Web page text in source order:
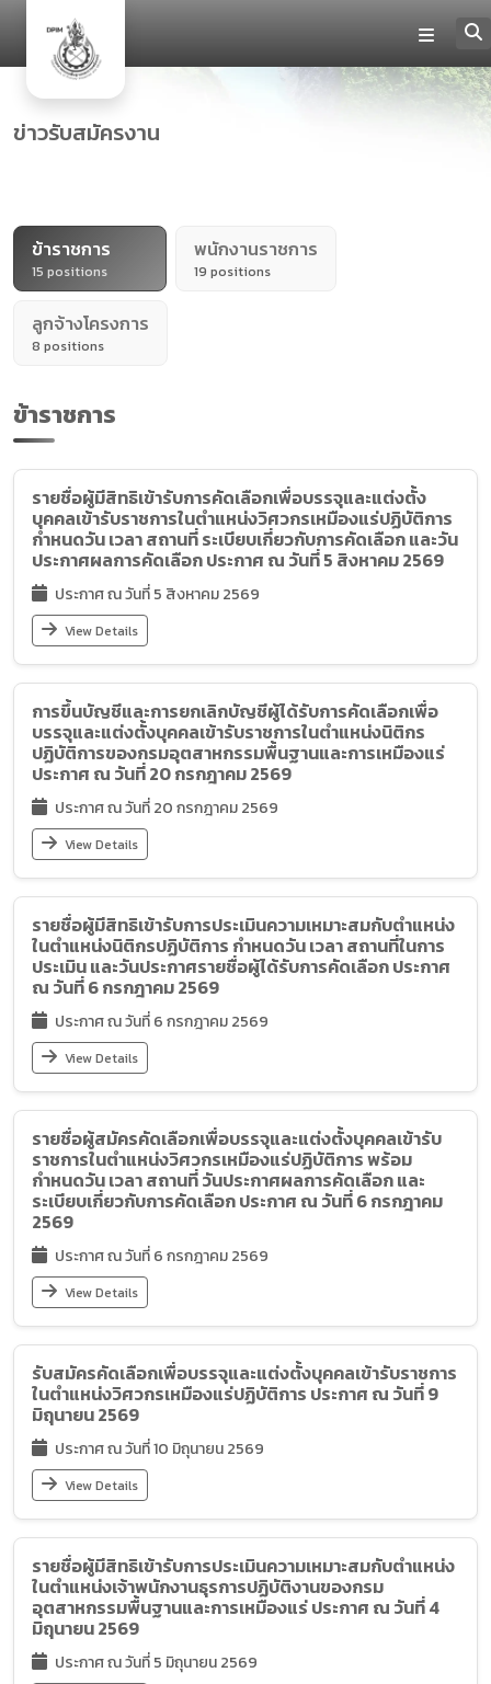
ข่าวรับสมัครงาน
ข้าราชการ
15 positions
พนักงานราชการ
19 positions
ลูกจ้างโครงการ
8 positions
ข้าราชการ
รายชื่อผู้มีสิทธิเข้ารับการคัดเลือกเพื่อบรรจุและแต่งตั้ง
บุคคลเข้ารับราชการในตำแหน่งวิศวกรเหมืองแร่ปฏิบัติการ
กำหนดวัน เวลา สถานที่ ระเบียบเกี่ยวกับการคัดเลือก และวัน
ประกาศผลการคัดเลือก ประกาศ ณ วันที่ 5 สิงหาคม 2569
ประกาศ ณ วันที่ 5 สิงหาคม 2569
View Details
การขึ้นบัญชีและการยกเลิกบัญชีผู้ได้รับการคัดเลือกเพื่อ
บรรจุและแต่งตั้งบุคคลเข้ารับราชการในตำแหน่งนิติกร
ปฏิบัติการของกรมอุตสาหกรรมพื้นฐานและการเหมืองแร่
ประกาศ ณ วันที่ 20 กรกฎาคม 2569
ประกาศ ณ วันที่ 20 กรกฎาคม 2569
View Details
รายชื่อผู้มีสิทธิเข้ารับการประเมินความเหมาะสมกับตำแหน่ง
ในตำแหน่งนิติกรปฏิบัติการ กำหนดวัน เวลา สถานที่ในการ
ประเมิน และวันประกาศรายชื่อผู้ได้รับการคัดเลือก ประกาศ
ณ วันที่ 6 กรกฎาคม 2569
ประกาศ ณ วันที่ 6 กรกฎาคม 2569
View Details
รายชื่อผู้สมัครคัดเลือกเพื่อบรรจุและแต่งตั้งบุคคลเข้ารับ
ราชการในตำแหน่งวิศวกรเหมืองแร่ปฏิบัติการ พร้อม
กำหนดวัน เวลา สถานที่ วันประกาศผลการคัดเลือก และ
ระเบียบเกี่ยวกับการคัดเลือก ประกาศ ณ วันที่ 6 กรกฎาคม
2569
ประกาศ ณ วันที่ 6 กรกฎาคม 2569
View Details
รับสมัครคัดเลือกเพื่อบรรจุและแต่งตั้งบุคคลเข้ารับราชการ
ในตำแหน่งวิศวกรเหมืองแร่ปฏิบัติการ ประกาศ ณ วันที่ 9
มิถุนายน 2569
ประกาศ ณ วันที่ 10 มิถุนายน 2569
View Details
รายชื่อผู้มีสิทธิเข้ารับการประเมินความเหมาะสมกับตำแหน่ง
ในตำแหน่งเจ้าพนักงานธุรการปฏิบัติงานของกรม
อุตสาหกรรมพื้นฐานและการเหมืองแร่ ประกาศ ณ วันที่ 4
มิถุนายน 2569
ประกาศ ณ วันที่ 5 มิถุนายน 2569